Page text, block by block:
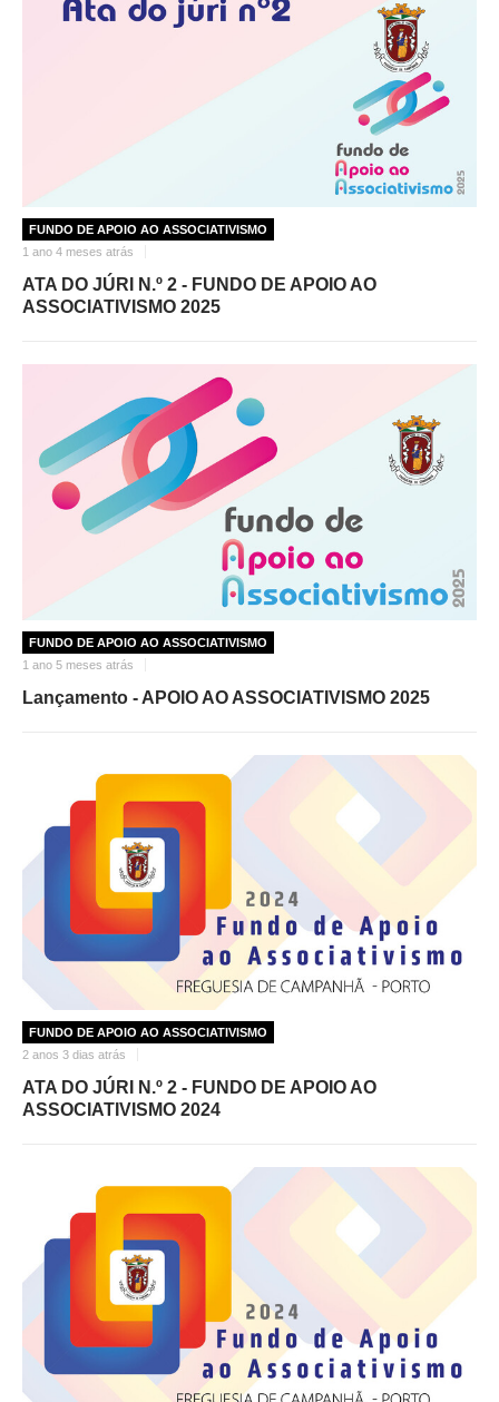
FUNDO DE APOIO AO ASSOCIATIVISMO
1 ano 4 meses atrás
ATA DO JÚRI N.º 2 - FUNDO DE APOIO AO
ASSOCIATIVISMO 2025
FUNDO DE APOIO AO ASSOCIATIVISMO
1 ano 5 meses atrás
Lançamento - APOIO AO ASSOCIATIVISMO 2025
FUNDO DE APOIO AO ASSOCIATIVISMO
2 anos 3 dias atrás
ATA DO JÚRI N.º 2 - FUNDO DE APOIO AO
ASSOCIATIVISMO 2024